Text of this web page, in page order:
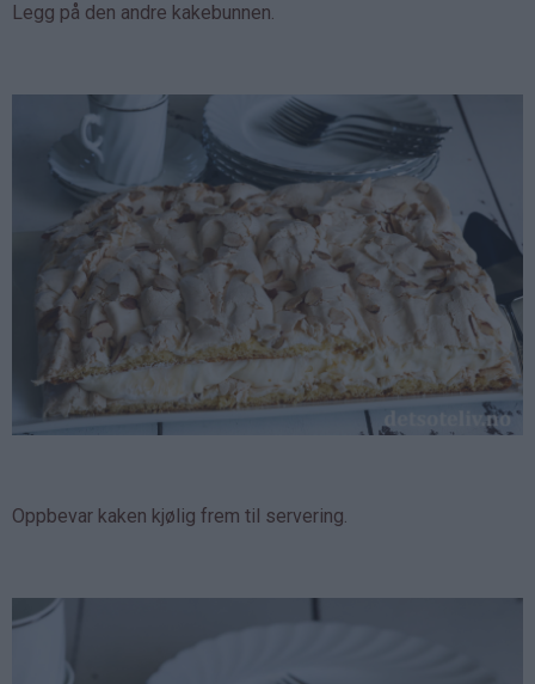
Legg på den andre kakebunnen.
Oppbevar kaken kjølig frem til servering.